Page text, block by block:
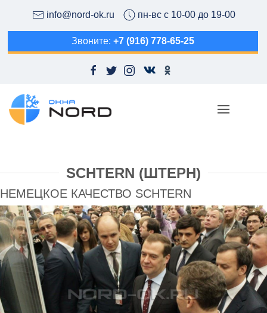
info@nord-ok.ru пн-вс с 10-00 до 19-00
Звоните: +7 (916) 778-65-25
SCHTERN (ШТЕРН)
НЕМЕЦКОЕ КАЧЕСТВО SCHTERN